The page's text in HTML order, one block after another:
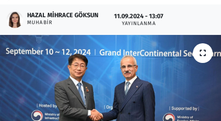
HAZAL MIHRACE GÖKSUN
MUHABIR
11.09.2024 - 13:07
YAYINLANMA
Ramazan
Resmi İlanlar
Rüya Tabirleri
Sağlık
Savunma Sanayi